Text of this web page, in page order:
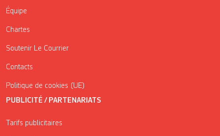
Équipe
Chartes
Soutenir Le Courrier
Contacts
Politique de cookies (UE)
PUBLICITÉ / PARTENARIATS
Tarifs publicitaires